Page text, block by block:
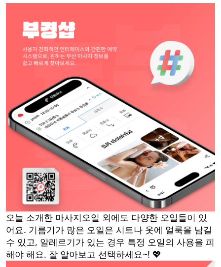
오늘 소개한 마사지오일 외에도 다양한 오일들이 있
어요. 기름기가 많은 오일은 시트나 옷에 얼룩을 남길
수 있고, 알레르기가 있는 경우 특정 오일의 사용을 피
해야 해요. 잘 알아보고 선택하세요~! 💖